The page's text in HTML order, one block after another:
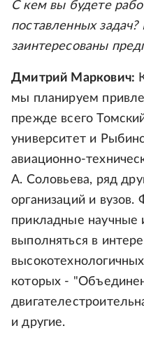
С кем вы будете
поставленных задач?
заинтересованы
Дмитрий Маркович:
мы планируем
прежде всего
университет и
авиационно-
А. Соловьева, ряд
организаций и
прикладные научные
выполняться в
которых -
и другие.